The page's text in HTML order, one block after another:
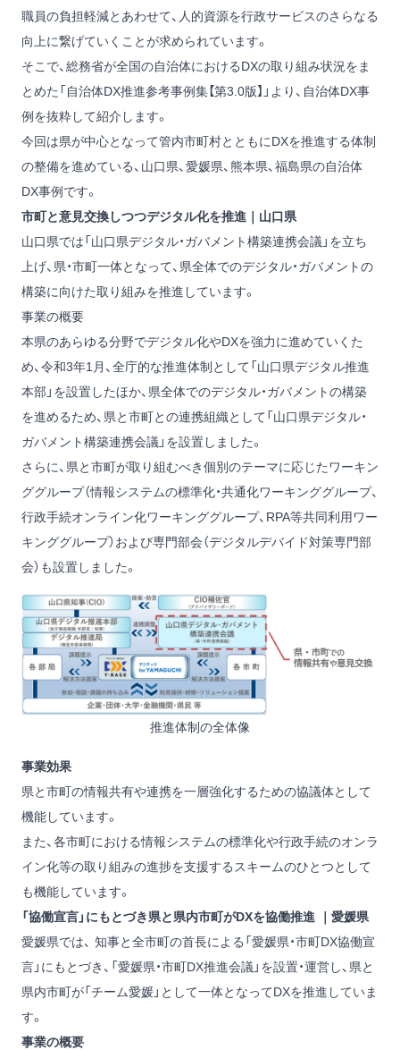
職員の負担軽減とあわせて、人的資源を行政サービスのさらなる
向上に繋げていくことが求められています。
そこで、総務省が全国の自治体におけるDXの取り組み状況をま
とめた「自治体DX推進参考事例集【第3.0版】」より、自治体DX事
例を抜粋して紹介します。
今回は県が中心となって管内市町村とともにDXを推進する体制
の整備を進めている、山口県、愛媛県、熊本県、福島県の自治体
DX事例です。
市町と意見交換しつつデジタル化を推進｜山口県
山口県では「山口県デジタル・ガバメント構築連携会議」を立ち
上げ、県・市町一体となって、県全体でのデジタル・ガバメントの
構築に向けた取り組みを推進しています。
事業の概要
本県のあらゆる分野でデジタル化やDXを強力に進めていくた
め、令和3年1月、全庁的な推進体制として「山口県デジタル推進
本部」を設置したほか、県全体でのデジタル・ガバメントの構築
を進めるため、県と市町との連携組織として「山口県デジタル・
ガバメント構築連携会議」を設置しました。
さらに、県と市町が取り組むべき個別のテーマに応じたワーキン
ググループ（情報システムの標準化・共通化ワーキンググループ、
行政手続オンライン化ワーキンググループ、RPA等共同利用ワー
キンググループ）および専門部会（デジタルデバイド対策専門部
会）も設置しました。
推進体制の全体像
事業効果
県と市町の情報共有や連携を一層強化するための協議体として
機能しています。
また、各市町における情報システムの標準化や行政手続のオンラ
イン化等の取り組みの進捗を支援するスキームのひとつとして
も機能しています。
「協働宣言」にもとづき県と県内市町がDXを協働推進 ｜愛媛県
愛媛県では、 知事と全市町の首長による「愛媛県・市町DX協働宣
言」にもとづき、「愛媛県・市町DX推進会議」を設置・運営し、県と
県内市町が「チーム愛媛」として一体となってDXを推進していま
す。
事業の概要